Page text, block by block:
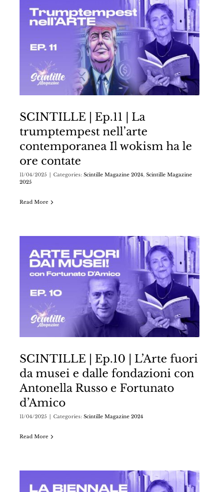
SCINTILLE | Ep.11 | La
trumptempest nell’arte
contemporanea Il wokism ha le
ore contate
11/04/2025 Categories: Scintille Magazine 2024, Scintille Magazine
2025
Read More
SCINTILLE | Ep.10 | L’Arte fuori
da musei e dalle fondazioni con
Antonella Russo e Fortunato
d’Amico
11/04/2025 Categories: Scintille Magazine 2024
Read More